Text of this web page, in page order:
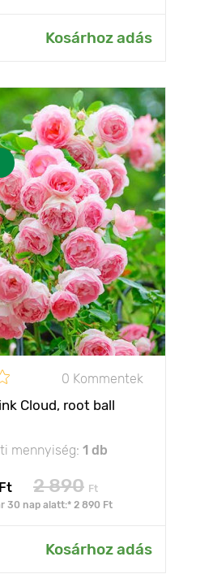
Kosárhoz adás
0 Kommentek
Cloud, root ball
mennyiség: 1 db
Ft 2 890 Ft
30 nap alatt:* 2 890 Ft
Kosárhoz adás